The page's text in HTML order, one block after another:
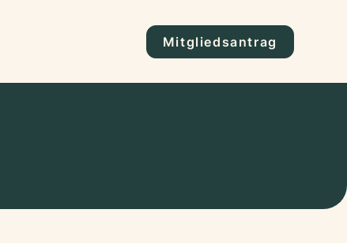
Mitgliedsantrag